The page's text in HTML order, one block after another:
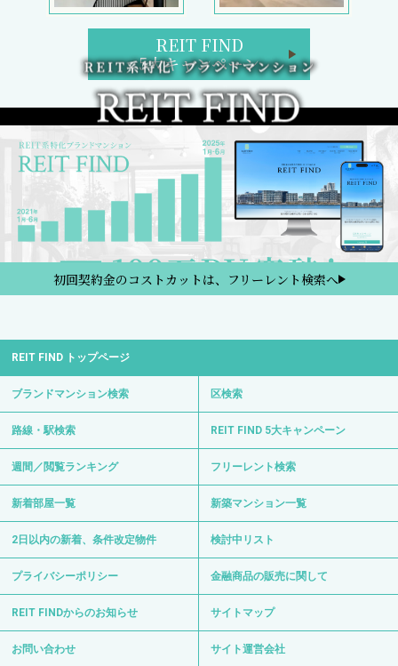
REIT FIND
5大キャンペーン
初回契約金のコストカットは、フリーレント検索へ
REIT FIND トップページ
ブランドマンション検索 区検索
路線・駅検索 REIT FIND 5大キャンペーン
週間／閲覧ランキング フリーレント検索
新着部屋一覧 新築マンション一覧
2日以内の新着、条件改定物件 検討中リスト
プライバシーポリシー 金融商品の販売に関して
REIT FINDからのお知らせ サイトマップ
お問い合わせ サイト運営会社